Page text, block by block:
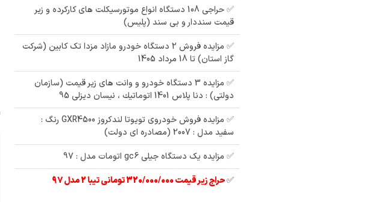
✅ حراجی 108 دستگاه انواع موتورسیکلت های کارکرده و زیر
قیمت سنددار و بی سند (پلیس)
✅ مزایده فروش 2 دستگاه خودرو مازاد مزدا تک کابین (شرکت
گاز استان) تا 18 مرداد 1405
✅ مزایده 3 دستگاه خودرو و وانت های زیر قیمت (سازمان
دولتی) : دنا پلاس 1401 اتوماتيك ، نیسان دیزلی 95
✅ مزایده فروش خودروی تویوتا لندکروز GXR4500 رنگ :
سفید مدل : 2007 (مصادره ای دولت)
✅ مزایده یک دستگاه جیلی gc6 اتومات مدل : 97
✅حراج زیر قیمت 320/000/000 تومانی تیبا 2 مدل 97